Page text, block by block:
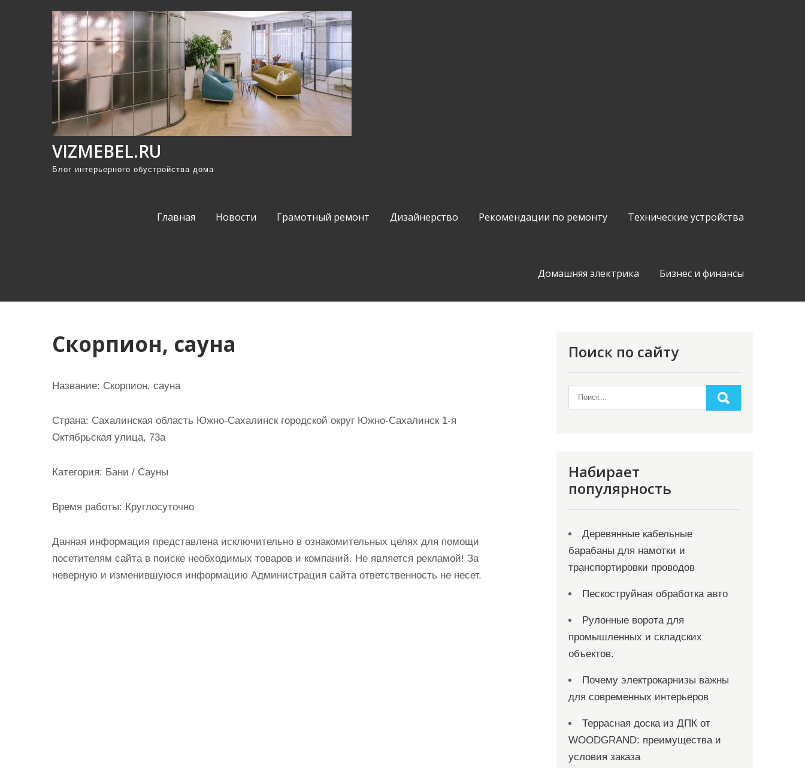
VIZMEBEL.RU
Блог интерьерного обустройства дома
Главная Новости Грамотный ремонт Дизайнерство Рекомендации по ремонту Технические устройства
Домашняя электрика Бизнес и финансы
Скорпион, сауна
Название: Скорпион, сауна
Страна: Сахалинская область Южно-Сахалинск городской округ Южно-Сахалинск 1-я
Октябрьская улица, 73а
Категория: Бани / Сауны
Время работы: Круглосуточно
Данная информация представлена исключительно в ознакомительных целях для помощи
посетителям сайта в поиске необходимых товаров и компаний. Не является рекламой! За
неверную и изменившуюся информацию Администрация сайта ответственность не несет.
Поиск по сайту
Набирает
популярность
Деревянные кабельные
барабаны для намотки и
транспортировки проводов
Пескоструйная обработка авто
Рулонные ворота для
промышленных и складских
объектов.
Почему электрокарнизы важны
для современных интерьеров
Террасная доска из ДПК от
WOODGRAND: преимущества и
условия заказа